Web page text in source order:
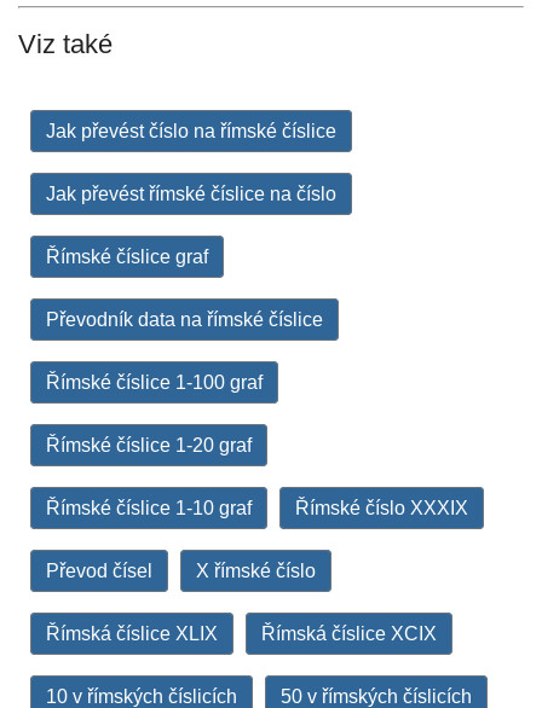
Viz také
Jak převést číslo na římské číslice
Jak převést římské číslice na číslo
Římské číslice graf
Převodník data na římské číslice
Římské číslice 1-100 graf
Římské číslice 1-20 graf
Římské číslice 1-10 graf Římské číslo XXXIX
Převod čísel X římské číslo
Římská číslice XLIX Římská číslice XCIX
10 v římských číslicích 50 v římských číslicích